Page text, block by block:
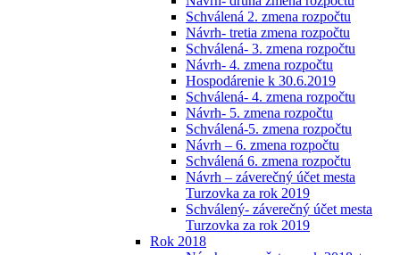
Schválená 2. zmena rozpočtu
Návrh- tretia zmena rozpočtu
Schválená- 3. zmena rozpočtu
Návrh- 4. zmena rozpočtu
Hospodárenie k 30.6.2019
Schválená- 4. zmena rozpočtu
Návrh- 5. zmena rozpočtu
Schválená-5. zmena rozpočtu
Návrh – 6. zmena rozpočtu
Schválená 6. zmena rozpočtu
Návrh – záverečný účet mesta
Turzovka za rok 2019
Schválený- záverečný účet mesta
Turzovka za rok 2019
Rok 2018